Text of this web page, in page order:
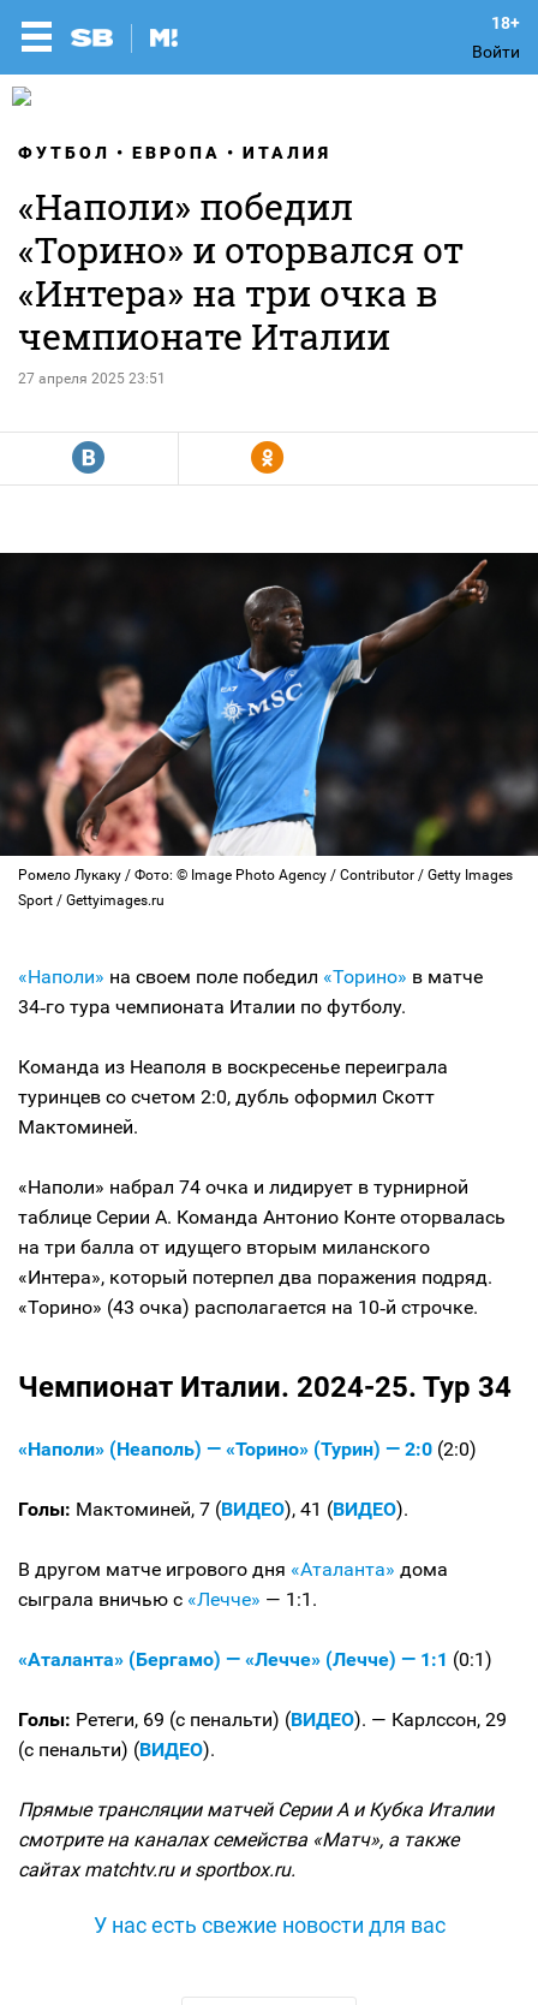
Войти
ФУТБОЛ ЕВРОПА ИТАЛИЯ
«Наполи» победил
«Торино» и оторвался от
«Интера» на три очка в
чемпионате Италии
27 апреля 2025 23:51
R Y
Ромело Лукаку / Фото: © Image Photo Agency / Contributor / Getty Images
Sport / Gettyimages.ru
«Наполи» на своем поле победил «Торино» в матче
34‑го тура чемпионата Италии по футболу.
Команда из Неаполя в воскресенье переиграла
туринцев со счетом 2:0, дубль оформил Скотт
Мактоминей.
«Наполи» набрал 74 очка и лидирует в турнирной
таблице Серии А. Команда Антонио Конте оторвалась
на три балла от идущего вторым миланского
«Интера», который потерпел два поражения подряд.
«Торино» (43 очка) располагается на 10‑й строчке.
Чемпионат Италии. 2024-25. Тур 34
«Наполи» (Неаполь) — «Торино» (Турин) — 2:0 (2:0)
Голы: Мактоминей, 7 (ВИДЕО), 41 (ВИДЕО).
В другом матче игрового дня «Аталанта» дома
сыграла вничью с «Лечче» — 1:1.
«Аталанта» (Бергамо) — «Лечче» (Лечче) — 1:1 (0:1)
Голы: Ретеги, 69 (с пенальти) (ВИДЕО). — Карлссон, 29
(с пенальти) (ВИДЕО).
Прямые трансляции матчей Серии А и Кубка Италии
смотрите на каналах семейства «Матч», а также
сайтах matchtv.ru и sportbox.ru.
У нас есть свежие новости для вас